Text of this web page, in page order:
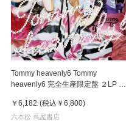
Tommy heavenly6 Tommy
heavenly6 完全生産限定盤 ２LP ア
￥6,182 (税込 ￥6,800)
六本松 蔦屋書店